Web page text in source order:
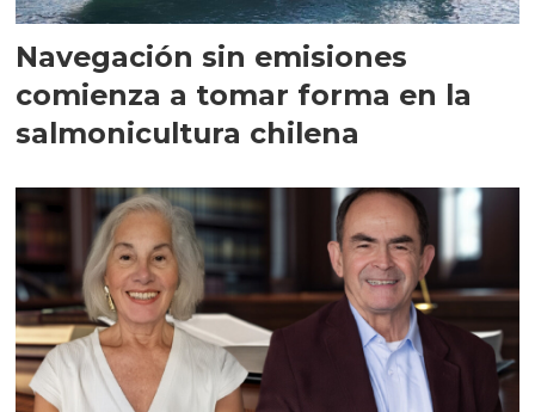
Navegación sin emisiones
comienza a tomar forma en la
salmonicultura chilena